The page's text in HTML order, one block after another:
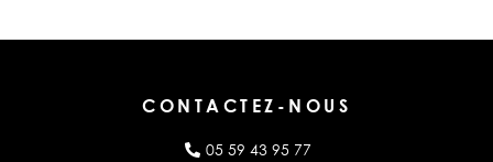
CONTACTEZ-NOUS
05 59 43 95 77